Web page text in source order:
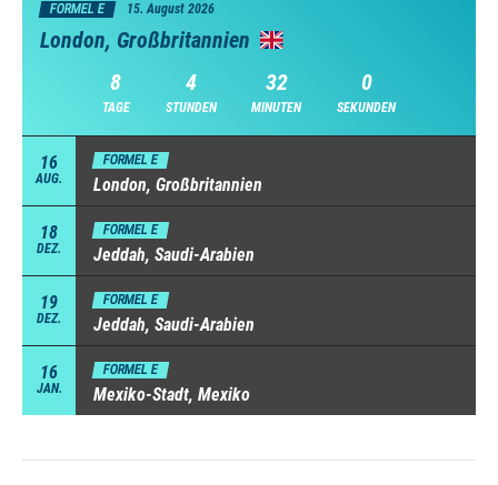
FORMEL E 15. August 2026
London, Großbritannien
8
TAGE
4
STUNDEN
31
MINUTEN
59
SEKUNDEN
16
AUG.
FORMEL E
London, Großbritannien
18
DEZ.
FORMEL E
Jeddah, Saudi-Arabien
19
DEZ.
FORMEL E
Jeddah, Saudi-Arabien
16
JAN.
FORMEL E
Mexiko-Stadt, Mexiko